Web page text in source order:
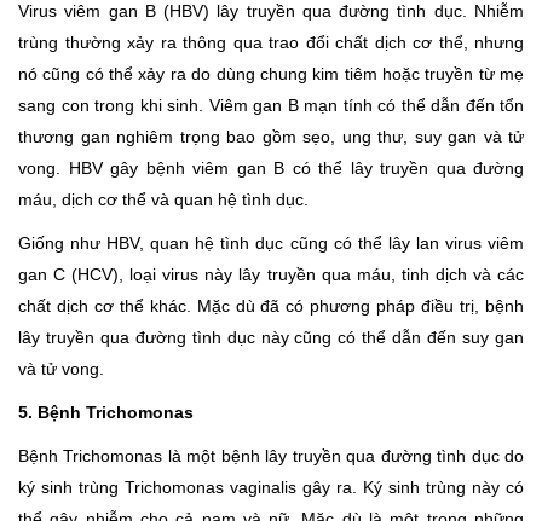
Virus viêm gan B (HBV) lây truyền qua đường tình dục. Nhiễm
trùng thường xảy ra thông qua trao đổi chất dịch cơ thể, nhưng
nó cũng có thể xảy ra do dùng chung kim tiêm hoặc truyền từ mẹ
sang con trong khi sinh. Viêm gan B mạn tính có thể dẫn đến tổn
thương gan nghiêm trọng bao gồm sẹo, ung thư, suy gan và tử
vong. HBV gây bệnh viêm gan B có thể lây truyền qua đường
máu, dịch cơ thể và quan hệ tình dục.
Giống như HBV, quan hệ tình dục cũng có thể lây lan virus viêm
gan C (HCV), loại virus này lây truyền qua máu, tinh dịch và các
chất dịch cơ thể khác. Mặc dù đã có phương pháp điều trị, bệnh
lây truyền qua đường tình dục này cũng có thể dẫn đến suy gan
và tử vong.
5. Bệnh Trichomonas
Bệnh Trichomonas là một bệnh lây truyền qua đường tình dục do
ký sinh trùng Trichomonas vaginalis gây ra. Ký sinh trùng này có